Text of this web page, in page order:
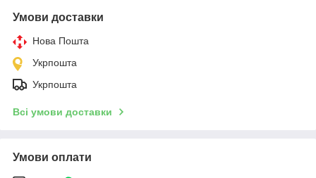
Умови доставки
Нова Пошта
Укрпошта
Укрпошта
Всі умови доставки
Умови оплати